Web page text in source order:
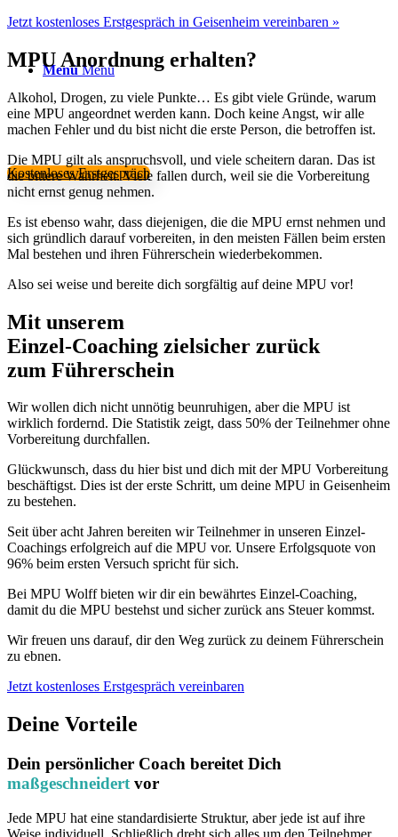
Menü Menü
Kostenloses Erstgespräch
Jetzt kostenloses Erstgespräch in Geisenheim vereinbaren »
MPU Anordnung erhalten?
Alkohol, Drogen, zu viele Punkte… Es gibt viele Gründe, warum
eine MPU angeordnet werden kann. Doch keine Angst, wir alle
machen Fehler und du bist nicht die erste Person, die betroffen ist.
Die MPU gilt als anspruchsvoll, und viele scheitern daran. Das ist
die bittere Wahrheit. Viele fallen durch, weil sie die Vorbereitung
nicht ernst genug nehmen.
Es ist ebenso wahr, dass diejenigen, die die MPU ernst nehmen und
sich gründlich darauf vorbereiten, in den meisten Fällen beim ersten
Mal bestehen und ihren Führerschein wiederbekommen.
Also sei weise und bereite dich sorgfältig auf deine MPU vor!
Mit unserem
Einzel-Coaching zielsicher zurück
zum Führerschein
Wir wollen dich nicht unnötig beunruhigen, aber die MPU ist
wirklich fordernd. Die Statistik zeigt, dass 50% der Teilnehmer ohne
Vorbereitung durchfallen.
Glückwunsch, dass du hier bist und dich mit der MPU Vorbereitung
beschäftigst. Dies ist der erste Schritt, um deine MPU in Geisenheim
zu bestehen.
Seit über acht Jahren bereiten wir Teilnehmer in unseren Einzel-
Coachings erfolgreich auf die MPU vor. Unsere Erfolgsquote von
96% beim ersten Versuch spricht für sich.
Bei MPU Wolff bieten wir dir ein bewährtes Einzel-Coaching,
damit du die MPU bestehst und sicher zurück ans Steuer kommst.
Wir freuen uns darauf, dir den Weg zurück zu deinem Führerschein
zu ebnen.
Jetzt kostenloses Erstgespräch vereinbaren
Deine Vorteile
Dein persönlicher Coach bereitet Dich
maßgeschneidertvor
Jede MPU hat eine standardisierte Struktur, aber jede ist auf ihre
Weise individuell. Schließlich dreht sich alles um den Teilnehmer